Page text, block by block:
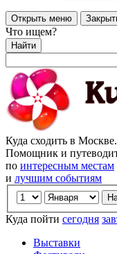
Открыть меню
Что ищем?
Найти
Куда сходить в
Помощник и
по интересным местам
и лучшим событиям
Куда пойти сегодня
Выставки